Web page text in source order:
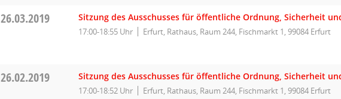
26.03.2019 Sitzung des Ausschusses für öffentliche Ordnung, Sicherheit
17:00-18:55 Uhr Erfurt, Rathaus, Raum 244, Fischmarkt 1, 99084 Erfurt
26.02.2019 Sitzung des Ausschusses für öffentliche Ordnung, Sicherheit
17:00-18:52 Uhr Erfurt, Rathaus, Raum 244, Fischmarkt 1, 99084 Erfurt